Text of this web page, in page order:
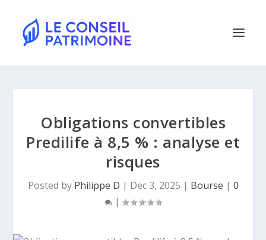
Obligations convertibles
Predilife à 8,5 % : analyse et
risques
Posted by Philippe D | Dec 3, 2025 | Bourse | 0
|